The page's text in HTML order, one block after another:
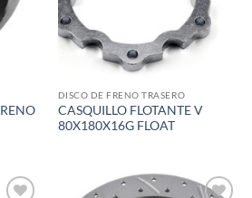
DISCO DE FRENO TRASERO
CASQUILLO FLOTANTE V
80X180X16G FLOAT